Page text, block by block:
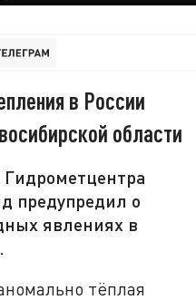
в России
области
предупредил о
явлениях в
тёплая